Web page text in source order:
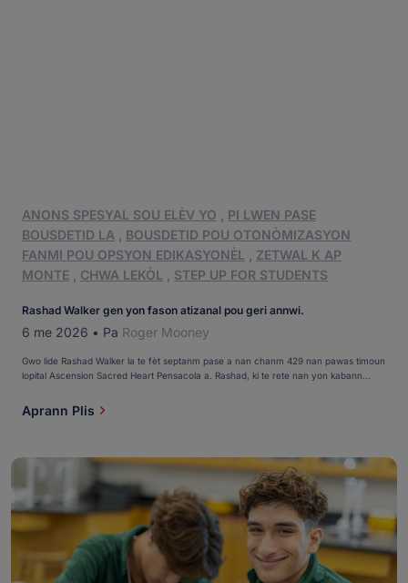
ANONS SPESYAL SOU ELÈV YO
PI LWEN PASE
BOUSDETID LA
BOUSDETID POU OTONÒMIZASYON
FANMI POU OPSYON EDIKASYONÈL
ZETWAL K AP
MONTE
CHWA LEKÒL STEP UP FOR STUDENTS
Rashad Walker gen yon fason atizanal pou geri annwi.
6 me 2026 • Pa Roger Mooney
Gwo lide Rashad Walker la te fèt septanm pase a nan chanm 429 nan pawas timoun
lopital Ascension Sacred Heart Pensacola a. Rashad, ki te rete nan yon kabann
anwiye. "Li te anwiye anpil," manman l, Kiteka "Tiki" Walker, te di. Pa gen anpil liv ou
ka li, [...]
Aprann Plis